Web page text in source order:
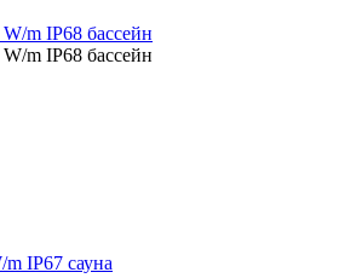
m IP68 бассейн
m IP68 бассейн
IP67 сауна